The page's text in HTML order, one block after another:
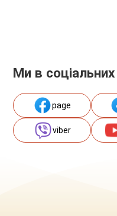
Ми в
page
viber